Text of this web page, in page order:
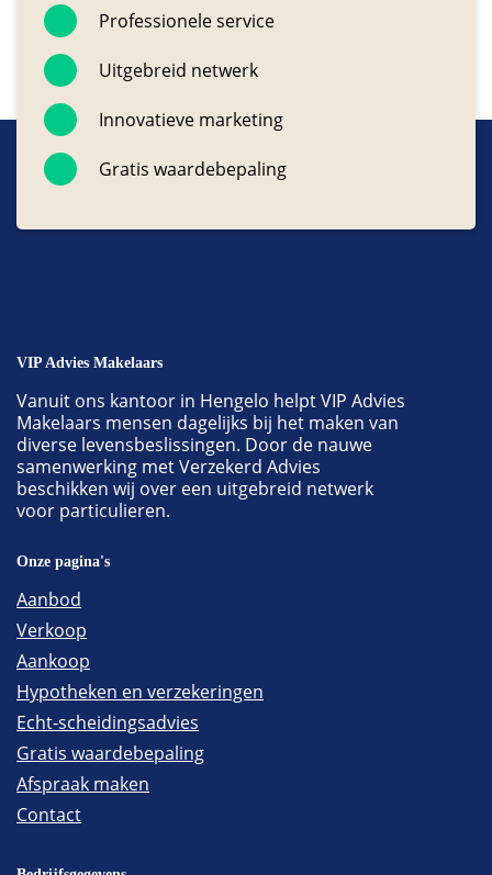
Professionele service
Uitgebreid netwerk
Innovatieve marketing
Gratis waardebepaling
VIP Advies Makelaars
Vanuit ons kantoor in Hengelo helpt VIP Advies
Makelaars mensen dagelijks bij het maken van
diverse levensbeslissingen. Door de nauwe
samenwerking met Verzekerd Advies
beschikken wij over een uitgebreid netwerk
voor particulieren.
Onze pagina's
Aanbod
Verkoop
Aankoop
Hypotheken en verzekeringen
Echt-scheidingsadvies
Gratis waardebepaling
Afspraak maken
Contact